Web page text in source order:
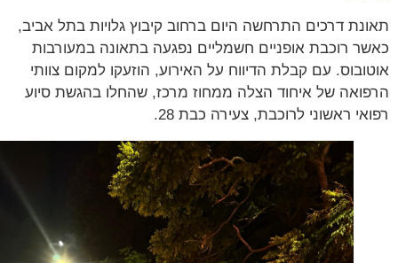
דרכים התרחשה היום ברחוב קיבוץ גלויות בתל אביב,
רוכבת אופניים חשמליים נפגעה בתאונה במעורבות
עם קבלת הדיווח על האירוע, הוזעקו למקום צוותי
של איחוד הצלה ממחוז מרכז, שהחלו בהגשת סיוע
ראשוני לרוכבת, צעירה כבת 28.